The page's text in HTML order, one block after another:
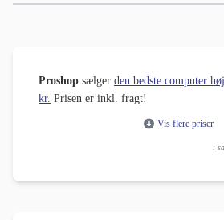
Proshop sælger den bedste computer
kr. Prisen er inkl. fragt!
Vis flere priser
i